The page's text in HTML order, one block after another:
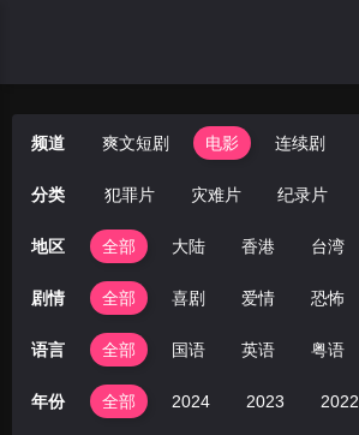
频道 爽文短剧 电影 连续剧
分类
悬疑片 犯罪片 灾难片 纪录片
地区 全部 大陆 香港 台湾
剧情 全部 喜剧 爱情 恐怖
语言 全部 国语 英语 粤语
年份 全部 2024 2023 2022